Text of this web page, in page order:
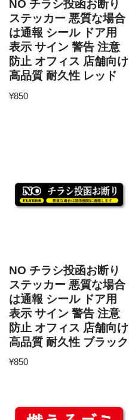
NO チラシ投函お断り
ステッカー 悪質な場合
は通報 シール ドア用
表示 サイン 警告 注意
防止 オフィス 店舗向け
高品質 耐久性 レッド
¥850
NO チラシ投函お断り
ステッカー 悪質な場合
は通報 シール ドア用
表示 サイン 警告 注意
防止 オフィス 店舗向け
高品質 耐久性 ブラック
¥850